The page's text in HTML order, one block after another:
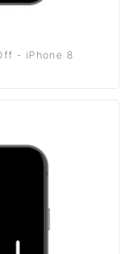
- iPhone 8